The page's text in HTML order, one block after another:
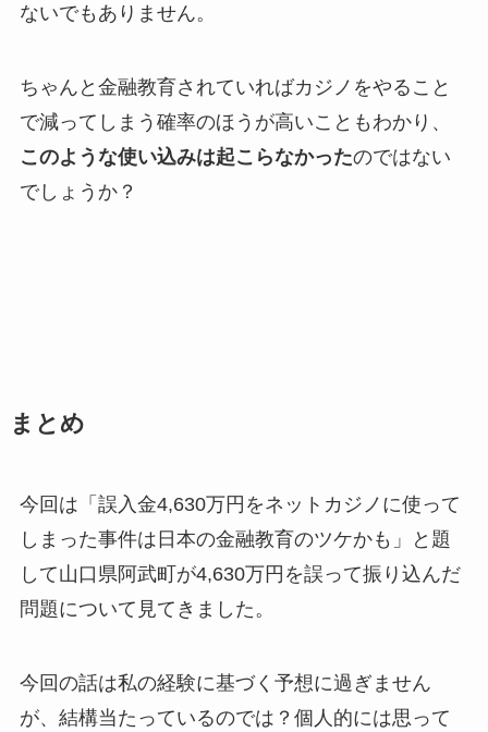
ないでもありません。
ちゃんと金融教育されていればカジノをやること
で減ってしまう確率のほうが高いこともわかり、
このような使い込みは起こらなかったのではない
でしょうか？
まとめ
今回は「誤入金4,630万円をネットカジノに使って
しまった事件は日本の金融教育のツケかも」と題
して山口県阿武町が4,630万円を誤って振り込んだ
問題について見てきました。
今回の話は私の経験に基づく予想に過ぎません
が、結構当たっているのでは？個人的には思って